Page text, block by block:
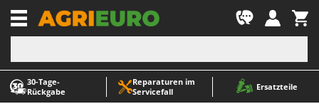
30‑Tage-
Rückgabe
Reparaturen im
Servicefall
Ersatzteile
-1
A
Abbeermaschinen - Traubenmühlen
A
ABAC